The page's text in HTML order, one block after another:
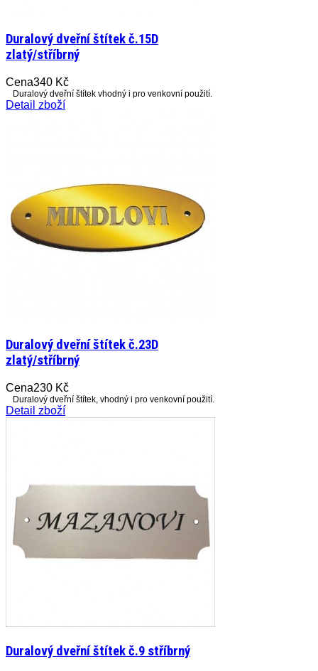
Duralový dveřní štítek č.15D
zlatý/stříbrný
Cena340 Kč
Duralový dveřní štítek vhodný i pro venkovní použití.
Detail zboží
Duralový dveřní štítek č.23D
zlatý/stříbrný
Cena230 Kč
Duralový dveřní štítek, vhodný i pro venkovní použití.
Detail zboží
Duralový dveřní štítek č.9 stříbrný